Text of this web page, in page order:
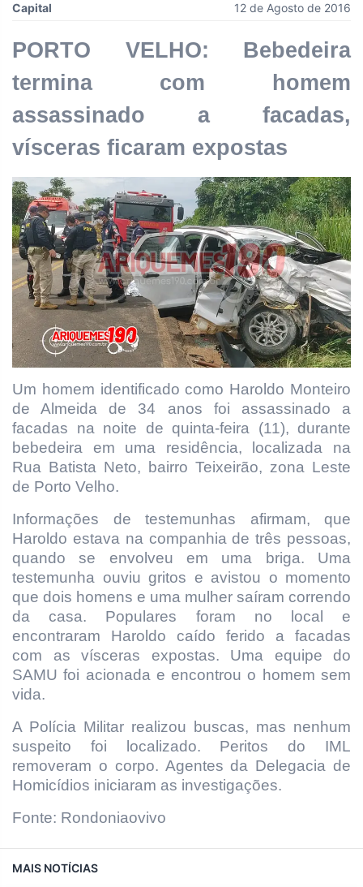
Capital 12 de Agosto de 2016
PORTO VELHO: Bebedeira
termina com homem
assassinado a facadas,
vísceras ficaram expostas
Um homem identificado como Haroldo Monteiro
de Almeida de 34 anos foi assassinado a
facadas na noite de quinta-feira (11), durante
bebedeira em uma residência, localizada na
Rua Batista Neto, bairro Teixeirão, zona Leste
de Porto Velho.
Informações de testemunhas afirmam, que
Haroldo estava na companhia de três pessoas,
quando se envolveu em uma briga. Uma
testemunha ouviu gritos e avistou o momento
que dois homens e uma mulher saíram correndo
da casa. Populares foram no local e
encontraram Haroldo caído ferido a facadas
com as vísceras expostas. Uma equipe do
SAMU foi acionada e encontrou o homem sem
vida.
A Polícia Militar realizou buscas, mas nenhum
suspeito foi localizado. Peritos do IML
removeram o corpo. Agentes da Delegacia de
Homicídios iniciaram as investigações.
Fonte: Rondoniaovivo
MAIS NOTÍCIAS